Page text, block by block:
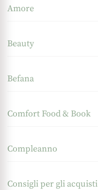
Amore
Beauty
Befana
Comfort Food & Book
Compleanno
Consigli per gli acquisti